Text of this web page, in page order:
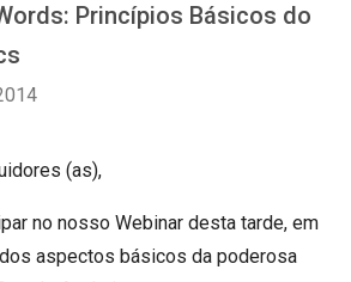
Princípios Básicos do
(as),
no nosso Webinar desta tarde, em
aspectos básicos da poderosa